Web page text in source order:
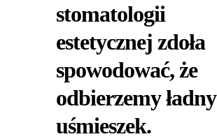
stomatologii
estetycznej zdoła
spowodować, że
odbierzemy ładny
uśmieszek.